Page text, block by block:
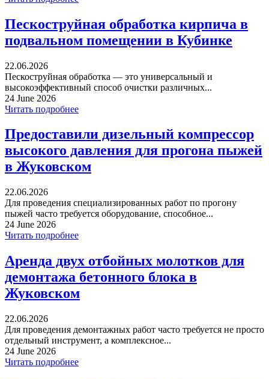
Пескоструйная обработка кирпича в
подвальном помещении в Кубинке
22.06.2026
Пескоструйная обработка — это универсальный и
высокоэффективный способ очистки различных...
24 June 2026
Читать подробнее
Предоставили дизельный компрессор
высокого давления для прогона пыжей
в Жуковском
22.06.2026
Для проведения специализированных работ по прогону
пыжей часто требуется оборудование, способное...
24 June 2026
Читать подробнее
Аренда двух отбойных молотков для
демонтажа бетонного блока в
Жуковском
22.06.2026
Для проведения демонтажных работ часто требуется не просто
отдельный инструмент, а комплексное...
24 June 2026
Читать подробнее